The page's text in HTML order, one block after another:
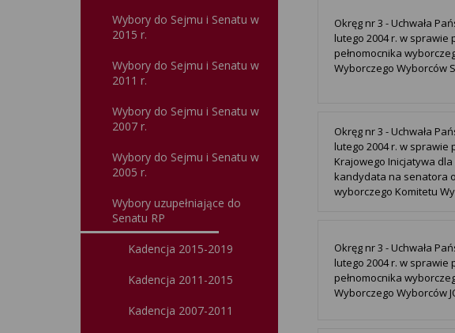
Wybory do Sejmu i Senatu w
2015 r.
Wybory do Sejmu i Senatu w
2011 r.
Wybory do Sejmu i Senatu w
2007 r.
Wybory do Sejmu i Senatu w
2005 r.
Wybory uzupełniające do
Senatu RP
Kadencja 2015-2019
Kadencja 2011-2015
Kadencja 2007-2011
Okręg nr 3 - Uchwała
lutego 2004 r. w
pełnomocnika
Wyborczego Wyborców
Okręg nr 3 - Uchwała
lutego 2004 r. w
Krajowego Inicjatywa
kandydata na senatora
wyborczego Komitetu
Okręg nr 3 - Uchwała
lutego 2004 r. w
pełnomocnika
Wyborczego Wyborców